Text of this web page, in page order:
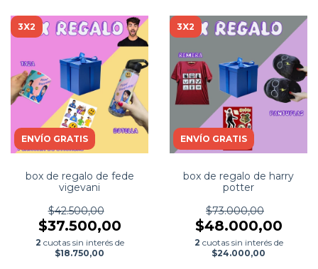
3X2
ENVÍO GRATIS
box de regalo de fede
vigevani
$42.500,00
$37.500,00
2 cuotas sin interés de
$18.750,00
3X2
ENVÍO GRATIS
box de regalo de harry
potter
$73.000,00
$48.000,00
2 cuotas sin interés de
$24.000,00